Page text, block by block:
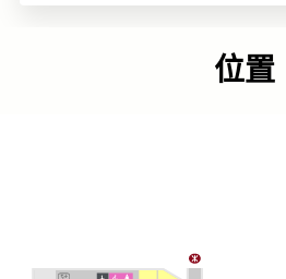
份製造優良產品，為客人提昇自然
持自尊、保護我們的地球、反對動
類別
位置